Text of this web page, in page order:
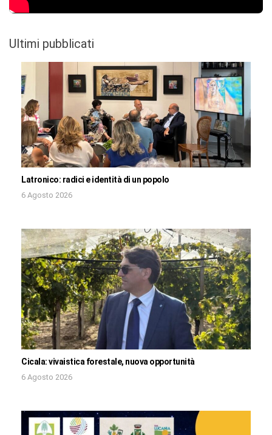
Ultimi pubblicati
Latronico: radici e identità di un popolo
6 Agosto 2026
Cicala: vivaistica forestale, nuova opportunità
6 Agosto 2026